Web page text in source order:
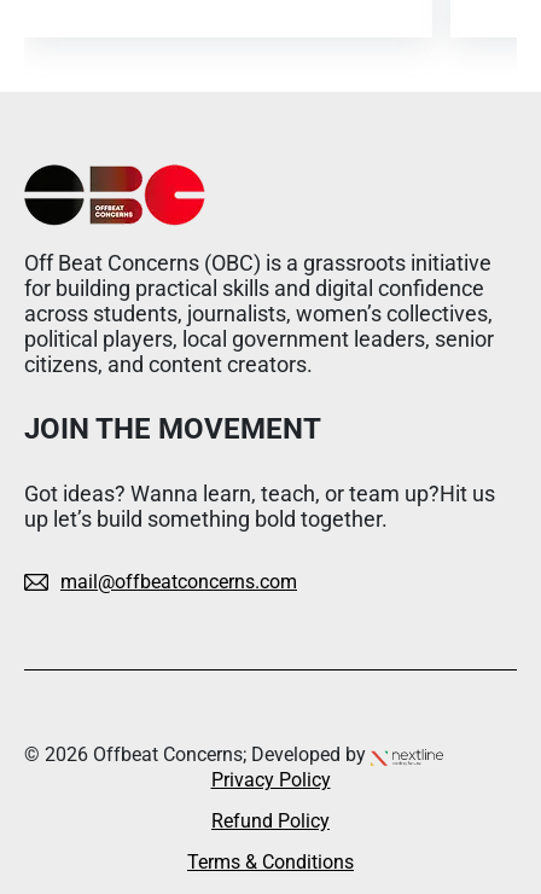
Off Beat Concerns (OBC) is a grassroots initiative
for building practical skills and digital confidence
across students, journalists, women’s collectives,
political players, local government leaders, senior
citizens, and content creators.
JOIN THE MOVEMENT
Got ideas? Wanna learn, teach, or team up?Hit us
up let’s build something bold together.
mail@offbeatconcerns.com
© 2026 Offbeat Concerns; Developed by
Privacy Policy
Refund Policy
Terms & Conditions